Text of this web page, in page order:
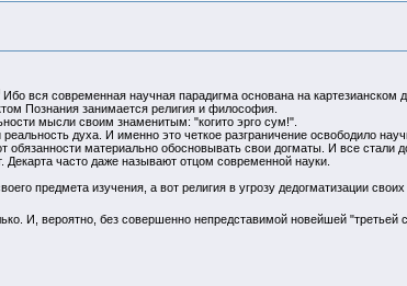
Ибо вся современная научная парадигма основана на картезианском
Познания занимается религия и философия.
мысли своим знаменитым: "когито эрго сум!".
духа. И именно это четкое разграничение освободило
материально обосновывать свои догматы. И все стали
часто даже называют отцом современной науки.
предмета изучения, а вот религия в угрозу дедогматизации
И, вероятно, без совершенно непредставимой новейшей "третьей